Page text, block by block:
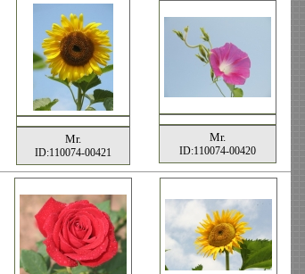
Mr.
ID:110074-00421
Mr.
ID:110074-00420